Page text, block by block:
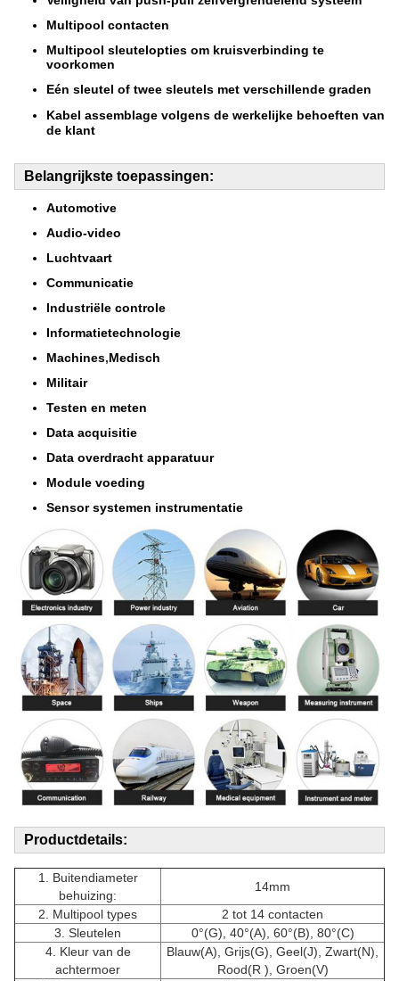
Multipool contacten
Multipool sleutelopties om kruisverbinding te
voorkomen
Eén sleutel of twee sleutels met verschillende graden
Kabel assemblage volgens de werkelijke behoeften van
de klant
Belangrijkste toepassingen:
Automotive
Audio-video
Luchtvaart
Communicatie
Industriële controle
Informatietechnologie
Machines,Medisch
Militair
Testen en meten
Data acquisitie
Data overdracht apparatuur
Module voeding
Sensor systemen instrumentatie
Productdetails:
1. Buitendiameter
behuizing:
14mm
2. Multipool types
2 tot 14 contacten
3. Sleutelen
0°(G), 40°(A), 60°(B), 80°(C)
4. Kleur van de
achtermoer
Blauw(A), Grijs(G), Geel(J), Zwart(N),
Rood(R ), Groen(V)